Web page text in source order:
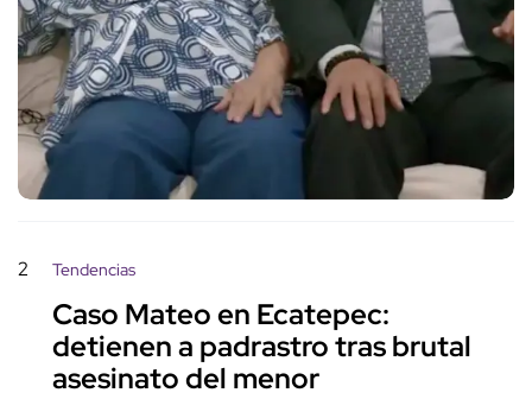
2 Tendencias
Caso Mateo en Ecatepec:
detienen a padrastro tras brutal
asesinato del menor